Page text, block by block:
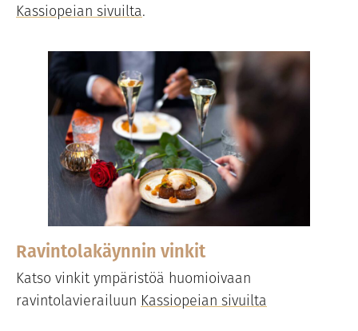
Kassiopeian sivuilta.
Ravintolakäynnin vinkit
Katso vinkit ympäristöä huomioivaan
ravintolavierailuun Kassiopeian sivuilta